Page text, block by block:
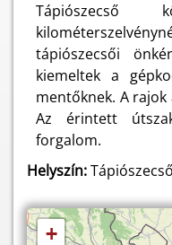
Tápiószecső
tápiószecsői
kiemeltek a
mentőknek. A
Az érintett
forgalom.
Helyszín:
+